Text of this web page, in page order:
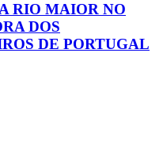
RIO MAIOR NO
DOS
DE PORTUGAL